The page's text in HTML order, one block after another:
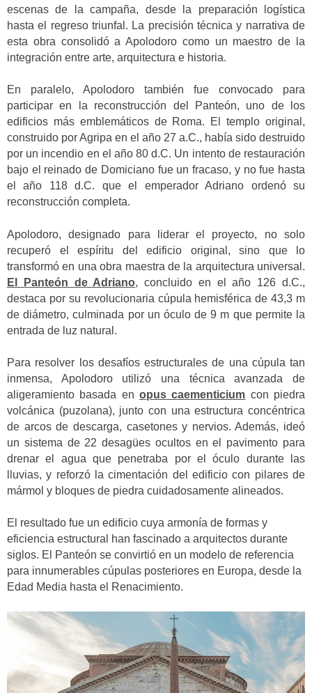
escenas de la campaña, desde la preparación logística
hasta el regreso triunfal. La precisión técnica y narrativa de
esta obra consolidó a Apolodoro como un maestro de la
integración entre arte, arquitectura e historia.
En paralelo, Apolodoro también fue convocado para
participar en la reconstrucción del Panteón, uno de los
edificios más emblemáticos de Roma. El templo original,
construido por Agripa en el año 27 a.C., había sido destruido
por un incendio en el año 80 d.C. Un intento de restauración
bajo el reinado de Domiciano fue un fracaso, y no fue hasta
el año 118 d.C. que el emperador Adriano ordenó su
reconstrucción completa.
Apolodoro, designado para liderar el proyecto, no solo
recuperó el espíritu del edificio original, sino que lo
transformó en una obra maestra de la arquitectura universal.
El Panteón de Adriano, concluido en el año 126 d.C.,
destaca por su revolucionaria cúpula hemisférica de 43,3 m
de diámetro, culminada por un óculo de 9 m que permite la
entrada de luz natural.
Para resolver los desafíos estructurales de una cúpula tan
inmensa, Apolodoro utilizó una técnica avanzada de
aligeramiento basada en opus caementicium con piedra
volcánica (puzolana), junto con una estructura concéntrica
de arcos de descarga, casetones y nervios. Además, ideó
un sistema de 22 desagües ocultos en el pavimento para
drenar el agua que penetraba por el óculo durante las
lluvias, y reforzó la cimentación del edificio con pilares de
mármol y bloques de piedra cuidadosamente alineados.
El resultado fue un edificio cuya armonía de formas y
eficiencia estructural han fascinado a arquitectos durante
siglos. El Panteón se convirtió en un modelo de referencia
para innumerables cúpulas posteriores en Europa, desde la
Edad Media hasta el Renacimiento.